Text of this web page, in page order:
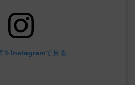
をInstagramで見る